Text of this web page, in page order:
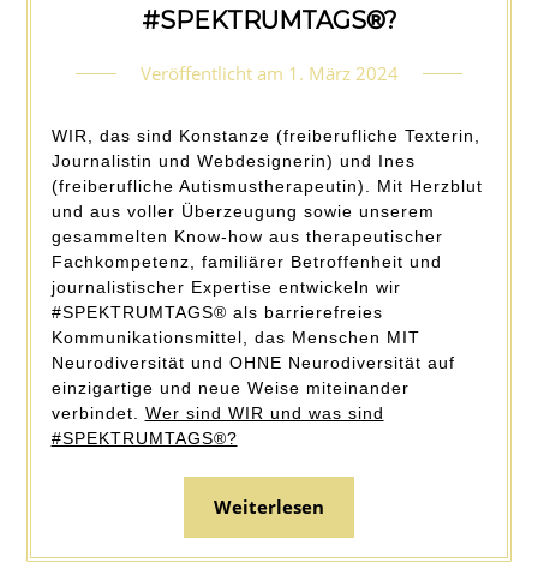
#SPEKTRUMTAGS®?
Veröffentlicht am 1. März 2024by
WIR, das sind Konstanze (freiberufliche Texterin,
Journalistin und Webdesignerin) und Ines
(freiberufliche Autismustherapeutin). Mit Herzblut
und aus voller Überzeugung sowie unserem
gesammelten Know-how aus therapeutischer
Fachkompetenz, familiärer Betroffenheit und
journalistischer Expertise entwickeln wir
#SPEKTRUMTAGS® als barrierefreies
Kommunikationsmittel, das Menschen MIT
Neurodiversität und OHNE Neurodiversität auf
einzigartige und neue Weise miteinander
verbindet. Wer sind WIR und was sind
#SPEKTRUMTAGS®?
Weiterlesen